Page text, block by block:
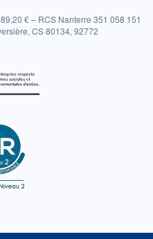
€ – RCS Nanterre 351 058 151
CS 80134, 92772